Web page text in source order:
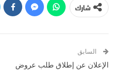
شارك
السابق
الإعلان عن إطلاق طلب عروض